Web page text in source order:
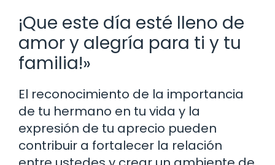
¡Que este día esté lleno de
amor y alegría para ti y tu
familia!»
El reconocimiento de la importancia
de tu hermano en tu vida y la
expresión de tu aprecio pueden
contribuir a fortalecer la relación